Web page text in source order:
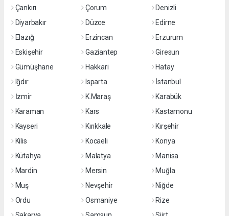
Çankırı
Çorum
Denizli
Diyarbakır
Düzce
Edirne
Elazığ
Erzincan
Erzurum
Eskişehir
Gaziantep
Giresun
Gümüşhane
Hakkari
Hatay
Iğdır
Isparta
İstanbul
İzmir
K.Maraş
Karabük
Karaman
Kars
Kastamonu
Kayseri
Kırıkkale
Kırşehir
Kilis
Kocaeli
Konya
Kütahya
Malatya
Manisa
Mardin
Mersin
Muğla
Muş
Nevşehir
Niğde
Ordu
Osmaniye
Rize